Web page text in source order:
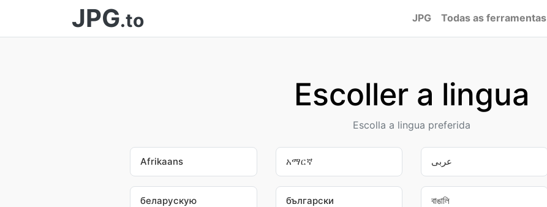
JPG.to JPG Todas as ferramentas
Escoller a lingua
Escolla a lingua preferida
Afrikaans አማርኛ عربى
беларускую български বাঙালি